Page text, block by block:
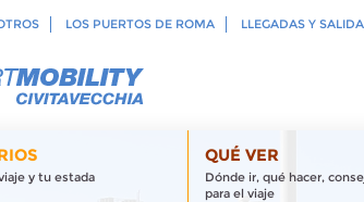
LOS PUERTOS DE ROMA LLEGADAS Y
y tu estada
QUÉ VER
Dónde ir, qué hacer,
para el viaje